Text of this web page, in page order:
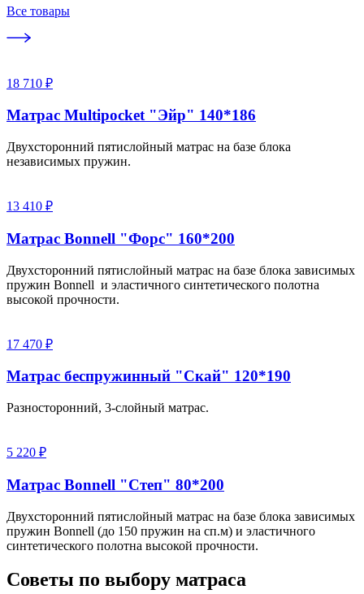
Все товары
18 710 ₽
Матрас Multipocket "Эйр" 140*186
Двухсторонний пятислойный матрас на базе блока
независимых пружин.
13 410 ₽
Матрас Bonnell "Форс" 160*200
Двухсторонний пятислойный матрас на базе блока зависимых
пружин Bonnell и эластичного синтетического полотна
высокой прочности.
17 470 ₽
Матрас беспружинный "Скай" 120*190
Разносторонний, 3-слойный матрас.
5 220 ₽
Матрас Bonnell "Степ" 80*200
Двухсторонний пятислойный матрас на базе блока зависимых
пружин Bonnell (до 150 пружин на сп.м) и эластичного
синтетического полотна высокой прочности.
Советы по выбору матраса